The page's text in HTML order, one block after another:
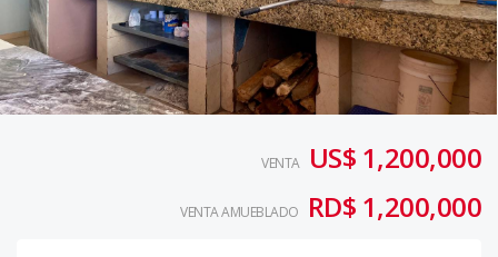
VENTA US$ 1,200,000
VENTA AMUEBLADO RD$ 1,200,000